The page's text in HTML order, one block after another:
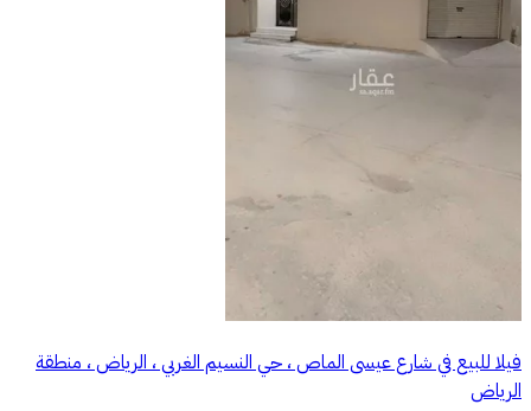
فيلا للبيع في شارع عيسى الماص ، حي النسيم الغربي ، الرياض ، منطقة
الرياض